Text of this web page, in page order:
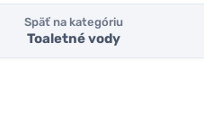
Späť na kategóriu
Toaletné vody